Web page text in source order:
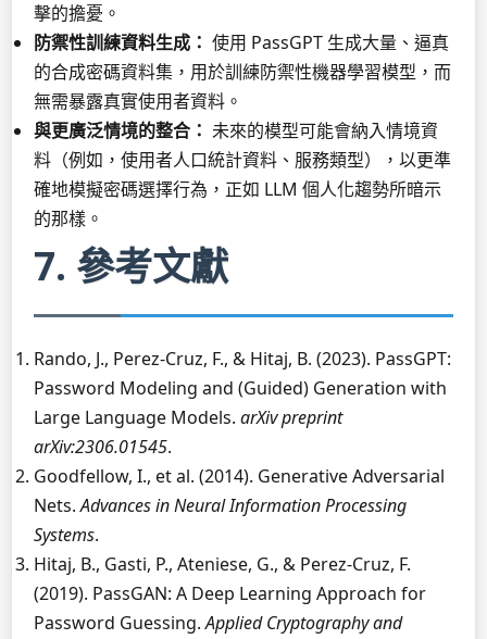
擊的擔憂。
防禦性訓練資料生成： 使用 PassGPT 生成大量、逼真
的合成密碼資料集，用於訓練防禦性機器學習模型，而
無需暴露真實使用者資料。
與更廣泛情境的整合： 未來的模型可能會納入情境資
料（例如，使用者人口統計資料、服務類型），以更準
確地模擬密碼選擇行為，正如 LLM 個人化趨勢所暗示
的那樣。
7. 參考文獻
Rando, J., Perez-Cruz, F., & Hitaj, B. (2023). PassGPT:
Password Modeling and (Guided) Generation with
Large Language Models. arXiv preprint
arXiv:2306.01545.
Goodfellow, I., et al. (2014). Generative Adversarial
Nets.Advances in Neural Information Processing
Systems.
Hitaj, B., Gasti, P., Ateniese, G., & Perez-Cruz, F.
(2019). PassGAN: A Deep Learning Approach for
Password Guessing.Applied Cryptography and